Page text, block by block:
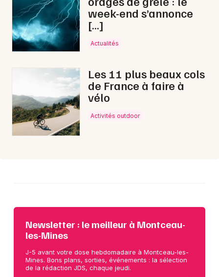
71 - Saône-et-Loire
Mon email
week-end s’annonce
[…]
Actualités
Les 11 plus beaux cols
de France à faire à
vélo
Activités outdoor
Newsletter : le meilleur à Montceau-
les-Mines
J-5 avant votre dose hebdomadaire à Montceau-les-
Mines. Bons plans, sorties, événements : la sélection
de la rédaction JDS, chaque jeudi.